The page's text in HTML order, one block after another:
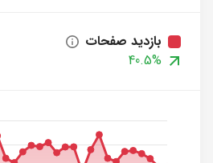
بازدید صفحات
40.5%